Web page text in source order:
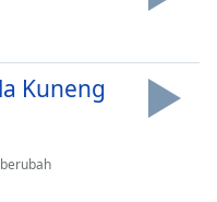
Kuneng